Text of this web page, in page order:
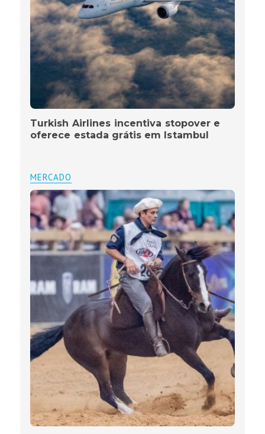
Turkish Airlines incentiva stopover e
oferece estada grátis em Istambul
MERCADO